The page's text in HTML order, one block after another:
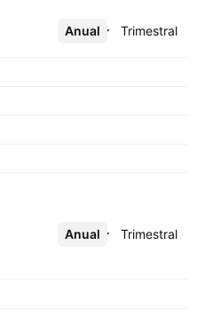
Anual Trimestral
Más
Anual Trimestral
Más